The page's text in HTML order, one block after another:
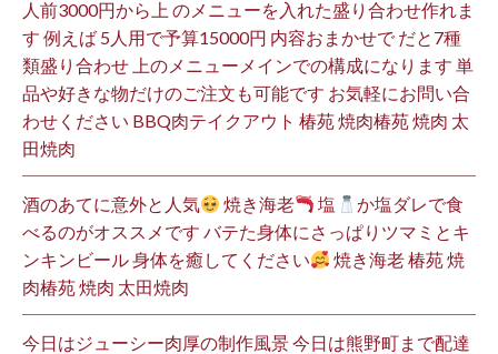
人前3000円から上 のメニューを入れた盛り合わせ作れま
す 例えば 5人用で予算15000円 内容おまかせで だと7種
類盛り合わせ 上のメニューメインでの構成になります 単
品や好きな物だけのご注文も可能です お気軽にお問い合
わせください BBQ肉テイクアウト 椿苑 焼肉椿苑 焼肉 太
田焼肉
酒のあてに意外と人気 焼き海老 塩
か塩ダレで食
べるのがオススメです バテた身体にさっぱりツマミとキ
ンキンビール 身体を癒してください
焼き海老 椿苑 焼
肉椿苑 焼肉 太田焼肉
今日はジューシー肉厚の制作風景 今日は熊野町まで配達